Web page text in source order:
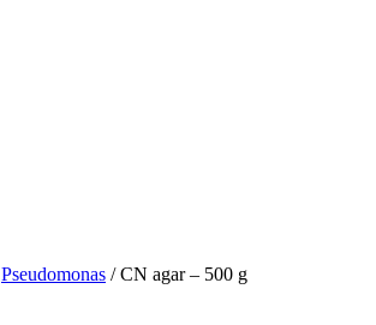
Pseudomonas / CN agar – 500 g